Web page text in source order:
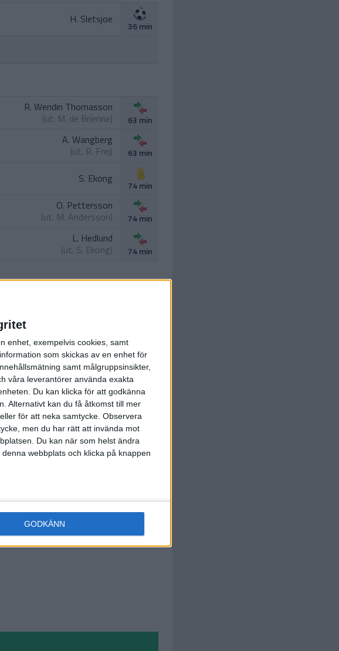
enhet, exempelvis cookies, samt
som skickas av en enhet för
samt målgruppsinsikter,
våra leverantörer använda exakta
Du kan klicka för att godkänna
Alternativt kan du få åtkomst till mer
för att neka samtycke. Observera
men du har rätt att invända mot
Du kan när som helst ändra
webbplats och klicka på knappen
GODKÄNN
H. Sletsjoe
36 min
R. Wendin Thomasson
(ut. M. de Brienne) 63 min
A. Wangberg
(ut. R. Frej) 63 min
S. Ekong
74 min
O. Pettersson
(ut. M. Andersson) 74 min
L. Hedlund
(ut. S. Ekong) 74 min
O. Agren
90+3
min